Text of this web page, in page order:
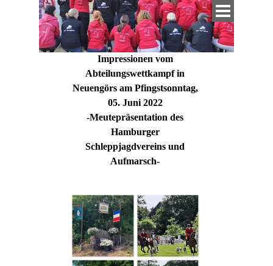
Direkt zum Seiteninhalt Menü überspringen
Impressionen vom
Abteilungswettkampf in
Neuengörs am Pfingstsonntag,
05. Juni 2022
-Meutepräsentation des
Hamburger
Schleppjagdvereins und
Aufmarsch-